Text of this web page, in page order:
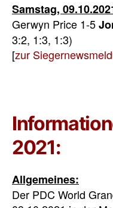
Samstag,
Gerwyn Price 1-5
3:2, 1:3, 1:3)
[zur
2021:
Allgemeines:
Der PDC World